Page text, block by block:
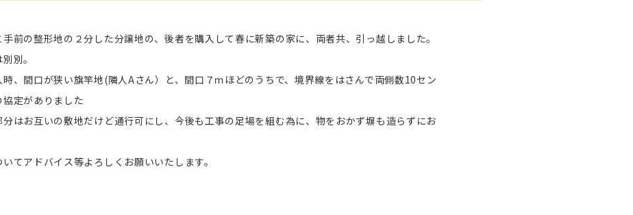
前の整形地の２分した分譲地の、後者を購入して春に新築の家に、両者共、引っ越しました。
別。
、間口が狭い旗竿地(隣人Aさん）と、間口７ｍほどのうちで、境界線をはさんで両側数10セン
定がありました
分はお互いの敷地だけど通行可にし、今後も工事の足場を組む為に、物をおかず塀も造らずにお
てアドバイス等よろしくお願いいたします。